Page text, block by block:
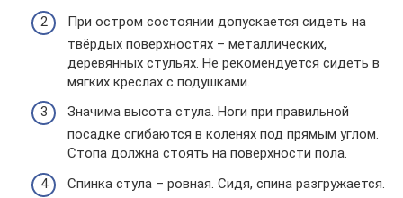
При остром состоянии допускается сидеть на
твёрдых поверхностях – металлических,
деревянных стульях. Не рекомендуется сидеть в
мягких креслах с подушками.
Значима высота стула. Ноги при правильной
посадке сгибаются в коленях под прямым углом.
Стопа должна стоять на поверхности пола.
Спинка стула – ровная. Сидя, спина разгружается.